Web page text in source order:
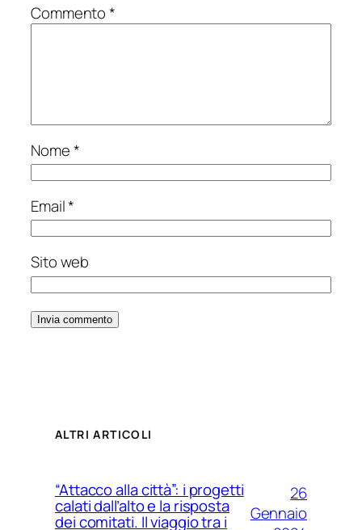
Commento*
Nome*
Email*
Sito web
ALTRI ARTICOLI
“Attacco alla città”: i progetti
calati dall’alto e la risposta
dei comitati. Il viaggio tra i
26
Gennaio